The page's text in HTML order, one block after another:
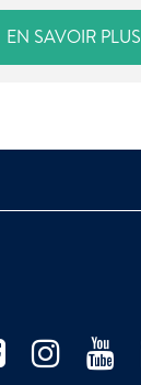
EN SAVOIR PLUS